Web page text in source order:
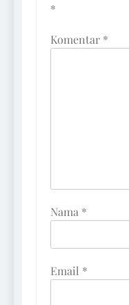
*
Komentar *
Nama *
Email *